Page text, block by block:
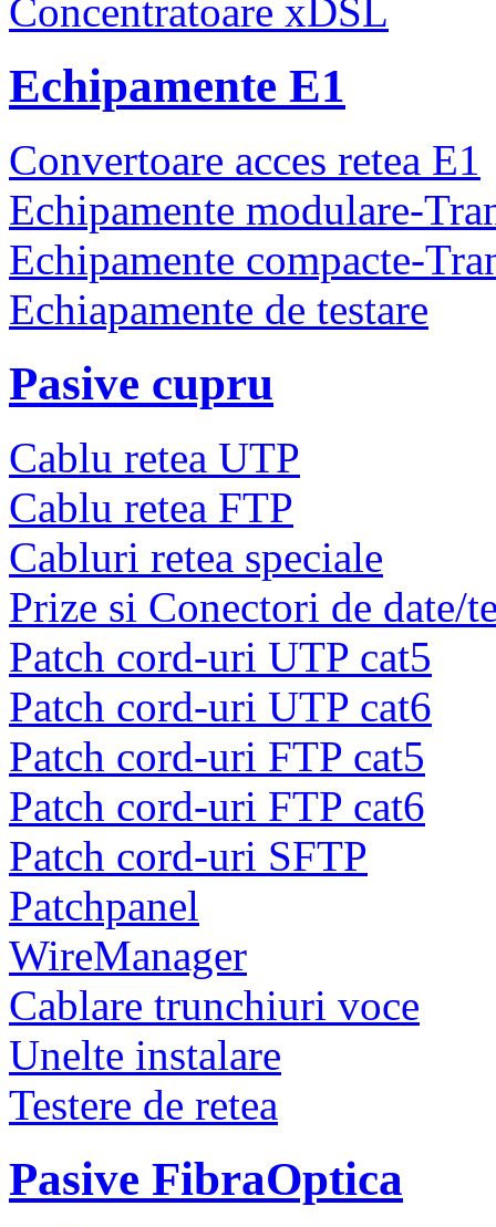
Concentratoare xDSL
Echipamente E1
Convertoare acces retea E1
Echipamente modulare-
Echipamente compacte-
Echiapamente de testare
Pasive cupru
Cablu retea UTP
Cablu retea FTP
Cabluri retea speciale
Prize si Conectori de date/
Patch cord-uri UTP cat5
Patch cord-uri UTP cat6
Patch cord-uri FTP cat5
Patch cord-uri FTP cat6
Patch cord-uri SFTP
Patchpanel
WireManager
Cablare trunchiuri voce
Unelte instalare
Testere de retea
Pasive FibraOptica